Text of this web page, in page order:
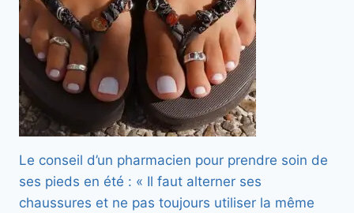
Le conseil d’un pharmacien pour prendre soin de
ses pieds en été : « Il faut alterner ses
chaussures et ne pas toujours utiliser la même